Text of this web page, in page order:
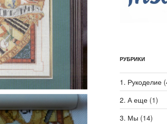
РУБРИКИ
1. Рукоделие
2. А еще(1)
3. Мы (14)